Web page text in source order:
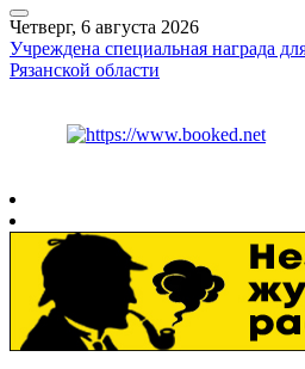
Четверг, 6 августа 2026
Учреждена специальная награда
Рязанской области